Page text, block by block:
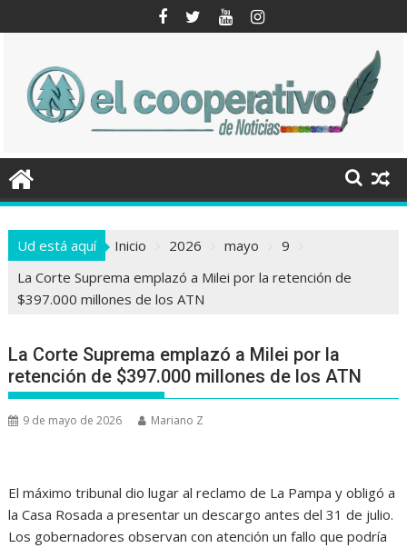
al
Ud está aquí Inicio 2026 mayo
9
La Corte Suprema emplazó a Milei por la retención de
$397.000 millones de los ATN
La Corte Suprema emplazó a Milei por la
retención de $397.000 millones de los ATN
9 de mayo de 2026 Mariano Z
El máximo tribunal dio lugar al reclamo de La Pampa y obligó a
la Casa Rosada a presentar un descargo antes del 31 de julio.
Los gobernadores observan con atención un fallo que podría